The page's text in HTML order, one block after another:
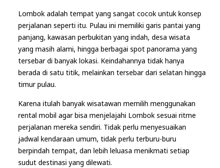
Lombok adalah tempat yang sangat cocok untuk konsep
perjalanan seperti itu. Pulau ini memiliki garis pantai yang
panjang, kawasan perbukitan yang indah, desa wisata
yang masih alami, hingga berbagai spot panorama yang
tersebar di banyak lokasi. Keindahannya tidak hanya
berada di satu titik, melainkan tersebar dari selatan hingga
timur pulau.
Karena itulah banyak wisatawan memilih menggunakan
rental mobil agar bisa menjelajahi Lombok sesuai ritme
perjalanan mereka sendiri. Tidak perlu menyesuaikan
jadwal kendaraan umum, tidak perlu terburu-buru
berpindah tempat, dan lebih leluasa menikmati setiap
sudut destinasi yang dilewati.